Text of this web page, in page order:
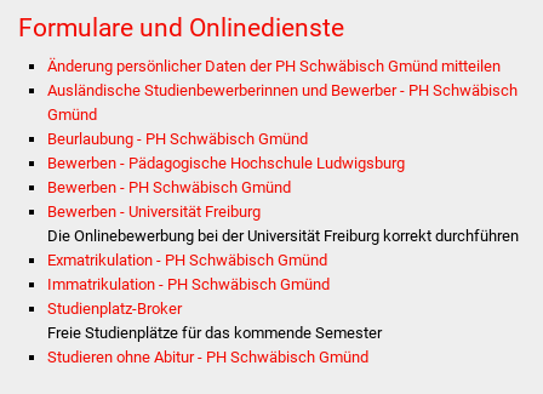
Einrichtungen
Hallenbad
Stadtbücherei
Stadtarchiv
Zehntscheuer
Formulare und Onlinedienste
Änderung persönlicher Daten der PH Schwäbisch Gmünd mitteilen
Ausländische Studienbewerberinnen und Bewerber - PH Schwäbisch
Gmünd
Beurlaubung - PH Schwäbisch Gmünd
Bewerben - Pädagogische Hochschule Ludwigsburg
Bewerben - PH Schwäbisch Gmünd
Bewerben - Universität Freiburg
Die Onlinebewerbung bei der Universität Freiburg korrekt durchführen
Exmatrikulation - PH Schwäbisch Gmünd
Immatrikulation - PH Schwäbisch Gmünd
Studienplatz-Broker
Freie Studienplätze für das kommende Semester
Studieren ohne Abitur - PH Schwäbisch Gmünd